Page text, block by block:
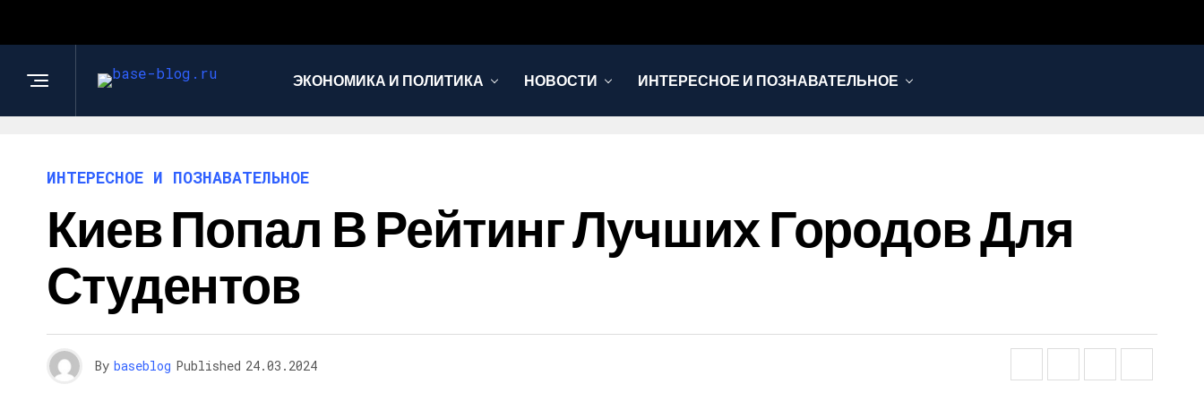
ЭКОНОМИКА И ПОЛИТИКА НОВОСТИ ИНТЕРЕСНОЕ И ПОЗНАВАТЕЛЬНОЕ
ИНТЕРЕСНОЕ И ПОЗНАВАТЕЛЬНОЕ
Киев Попал В Рейтинг Лучших Городов Для
Студентов
By baseblog Published 24.03.2024